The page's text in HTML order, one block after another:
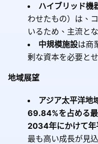
ハイブリッド機
わせたもの）は、
いるため、主流と
中規模施設は商
剰な資本を必要と
地域展望
アジア太平洋地
69.84%を占める
2034年にかけて年
最も高い成長が見